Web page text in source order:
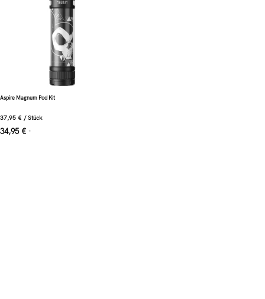
Aspire Magnum Pod Kit
37,95 € /Stück
34,95 € *